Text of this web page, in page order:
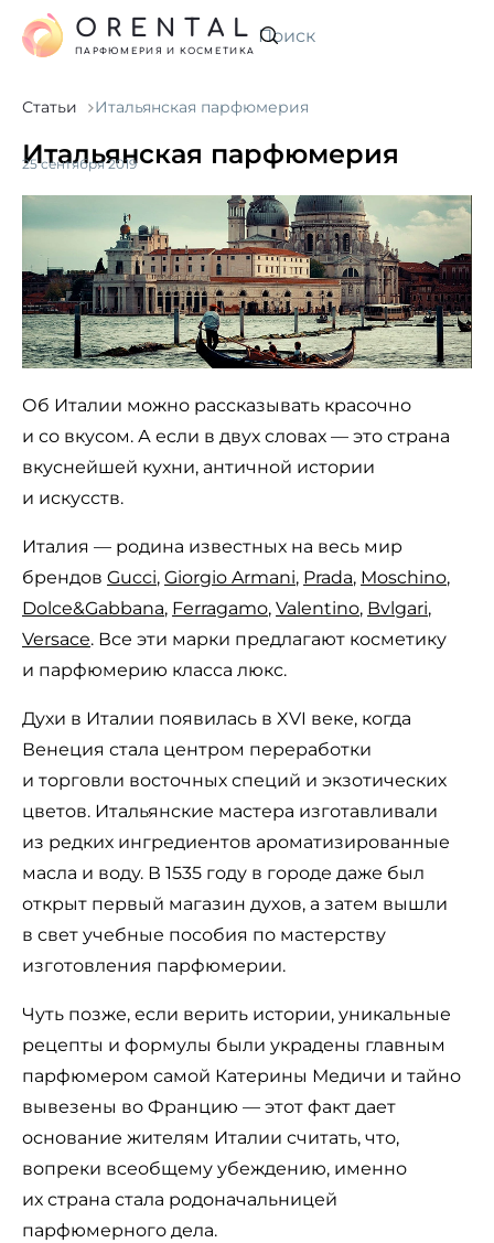
Искать
ORENTAL
ПАРФЮМЕРИЯ И КОСМЕТИКА
Статьи Итальянская парфюмерия
Итальянская парфюмерия
25 сентября 2019
Об Италии можно рассказывать красочно
и со вкусом. А если в двух словах — это страна
вкуснейшей кухни, античной истории
и искусств.
Италия — родина известных на весь мир
брендов Gucci, Giorgio Armani, Prada, Moschino,
Dolce&Gabbana, Ferragamo, Valentino, Bvlgari,
Versace. Все эти марки предлагают косметику
и парфюмерию класса люкс.
Духи в Италии появилась в XVI веке, когда
Венеция стала центром переработки
и торговли восточных специй и экзотических
цветов. Итальянские мастера изготавливали
из редких ингредиентов ароматизированные
масла и воду. В 1535 году в городе даже был
открыт первый магазин духов, а затем вышли
в свет учебные пособия по мастерству
изготовления парфюмерии.
Чуть позже, если верить истории, уникальные
рецепты и формулы были украдены главным
парфюмером самой Катерины Медичи и тайно
вывезены во Францию — этот факт дает
основание жителям Италии считать, что,
вопреки всеобщему убеждению, именно
их страна стала родоначальницей
парфюмерного дела.